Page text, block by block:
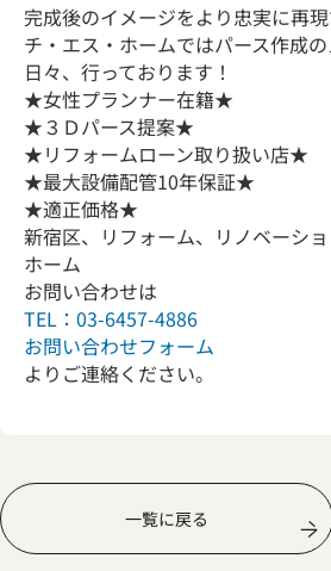
完成後のイメージをより忠実に再
チ・エス・ホームではパース作成
日々、行っております！
★女性プランナー在籍★
★３Ｄパース提案★
★リフォームローン取り扱い店★
★最大設備配管10年保証★
★適正価格★
新宿区、リフォーム、リノベーシ
ホーム
お問い合わせは
TEL：03-6457-4886
お問い合わせフォーム
よりご連絡ください。
一覧に戻る